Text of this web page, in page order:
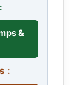
&
: